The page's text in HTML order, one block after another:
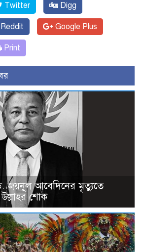
Twitter Digg
Reddit Google Plus
Print
জয়নুল আবেদিনের মৃত্যুতে
শোক